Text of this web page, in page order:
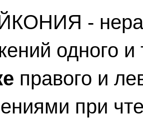
-
одного
правого и
при